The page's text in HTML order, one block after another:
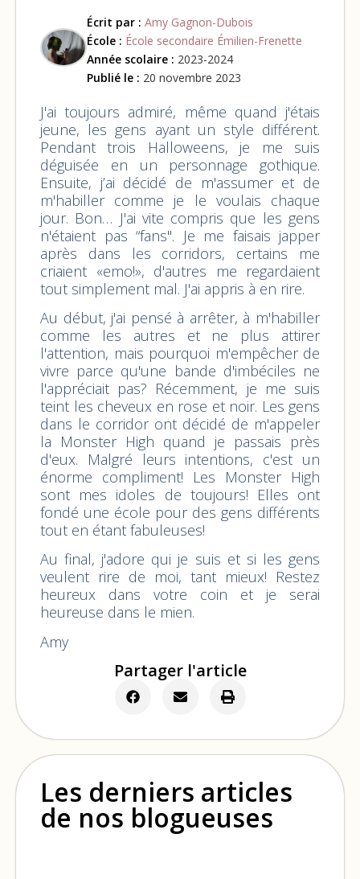
Écrit par : Amy Gagnon-Dubois
École : École secondaire Émilien-Frenette
Année scolaire : 2023-2024
Publié le : 20 novembre 2023
J'ai toujours admiré, même quand j'étais
jeune, les gens ayant un style différent.
Pendant trois Halloweens, je me suis
déguisée en un personnage gothique.
Ensuite, j’ai décidé de m'assumer et de
m'habiller comme je le voulais chaque
jour. Bon… J'ai vite compris que les gens
n'étaient pas “fans". Je me faisais japper
après dans les corridors, certains me
criaient «emo!», d'autres me regardaient
tout simplement mal. J'ai appris à en rire.
Au début, j'ai pensé à arrêter, à m'habiller
comme les autres et ne plus attirer
l'attention, mais pourquoi m'empêcher de
vivre parce qu'une bande d'imbéciles ne
l'appréciait pas? Récemment, je me suis
teint les cheveux en rose et noir. Les gens
dans le corridor ont décidé de m'appeler
la Monster High quand je passais près
d'eux. Malgré leurs intentions, c'est un
énorme compliment! Les Monster High
sont mes idoles de toujours! Elles ont
fondé une école pour des gens différents
tout en étant fabuleuses!
Au final, j'adore qui je suis et si les gens
veulent rire de moi, tant mieux! Restez
heureux dans votre coin et je serai
heureuse dans le mien.
Amy
Partager l'article
Les derniers articles
de nos blogueuses